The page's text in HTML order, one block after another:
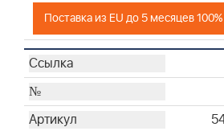
Поставка из EU до 5 месяцев